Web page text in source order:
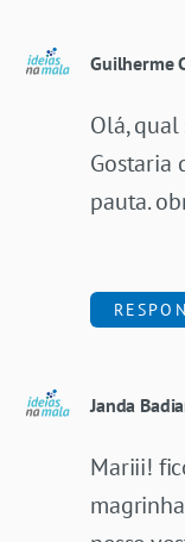
Guilherme
Olá,
Gostaria
pauta.
Janda
Mariii!